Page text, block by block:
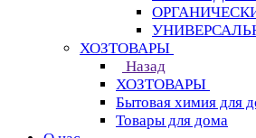
ХОЗТОВАРЫ
Назад
ХОЗТОВАРЫ
Бытовая химия для
Товары для дома